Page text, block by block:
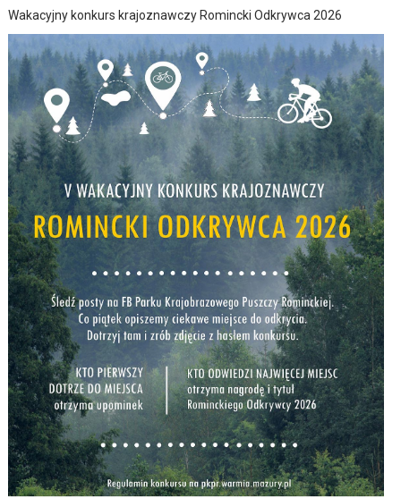
Wakacyjny konkurs krajoznawczy Romincki Odkrywca 2026